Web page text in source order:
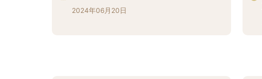
2024年06月20日